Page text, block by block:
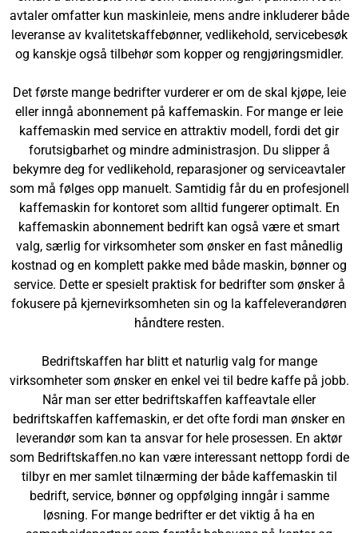
avtaler omfatter kun maskinleie, mens andre inkluderer både
leveranse av kvalitetskaffebønner, vedlikehold, servicebesøk
og kanskje også tilbehør som kopper og rengjøringsmidler.
Det første mange bedrifter vurderer er om de skal kjøpe, leie
eller inngå abonnement på kaffemaskin. For mange er leie
kaffemaskin med service en attraktiv modell, fordi det gir
forutsigbarhet og mindre administrasjon. Du slipper å
bekymre deg for vedlikehold, reparasjoner og serviceavtaler
som må følges opp manuelt. Samtidig får du en profesjonell
kaffemaskin for kontoret som alltid fungerer optimalt. En
kaffemaskin abonnement bedrift kan også være et smart
valg, særlig for virksomheter som ønsker en fast månedlig
kostnad og en komplett pakke med både maskin, bønner og
service. Dette er spesielt praktisk for bedrifter som ønsker å
fokusere på kjernevirksomheten sin og la kaffeleverandøren
håndtere resten.
Bedriftskaffen har blitt et naturlig valg for mange
virksomheter som ønsker en enkel vei til bedre kaffe på jobb.
Når man ser etter bedriftskaffen kaffeavtale eller
bedriftskaffen kaffemaskin, er det ofte fordi man ønsker en
leverandør som kan ta ansvar for hele prosessen. En aktør
som Bedriftskaffen.no kan være interessant nettopp fordi de
tilbyr en mer samlet tilnærming der både kaffemaskin til
bedrift, service, bønner og oppfølging inngår i samme
løsning. For mange bedrifter er det viktig å ha en